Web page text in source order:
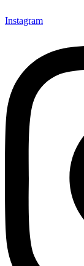
Instagram